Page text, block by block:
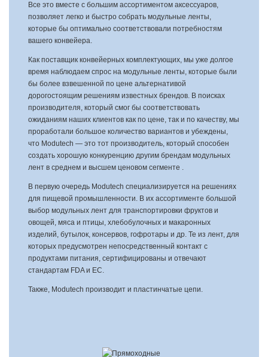
Все это вместе с большим ассортиментом аксессуаров,
позволяет легко и быстро собрать модульные ленты,
которые бы оптимально соответствовали потребностям
вашего конвейера.
Как поставщик конвейерных комплектующих, мы уже долгое
время наблюдаем спрос на модульные ленты, которые были
бы более взвешенной по цене альтернативой
дорогостоящим решениям известных брендов. В поисках
производителя, который смог бы соответствовать
ожиданиям наших клиентов как по цене, так и по качеству, мы
проработали большое количество вариантов и убеждены,
что Modutech — это тот производитель, который способен
создать хорошую конкуренцию другим брендам модульных
лент в среднем и высшем ценовом сегменте .
В первую очередь Modutech специализируется на решениях
для пищевой промышленности. В их ассортименте большой
выбор модульных лент для транспортировки фруктов и
овощей, мяса и птицы, хлебобулочных и макаронных
изделий, бутылок, консервов, гофротары и др. Те из лент, для
которых предусмотрен непосредственный контакт с
продуктами питания, сертифицированы и отвечают
стандартам FDA и ЕС.
Также, Modutech производит и пластинчатые цепи.